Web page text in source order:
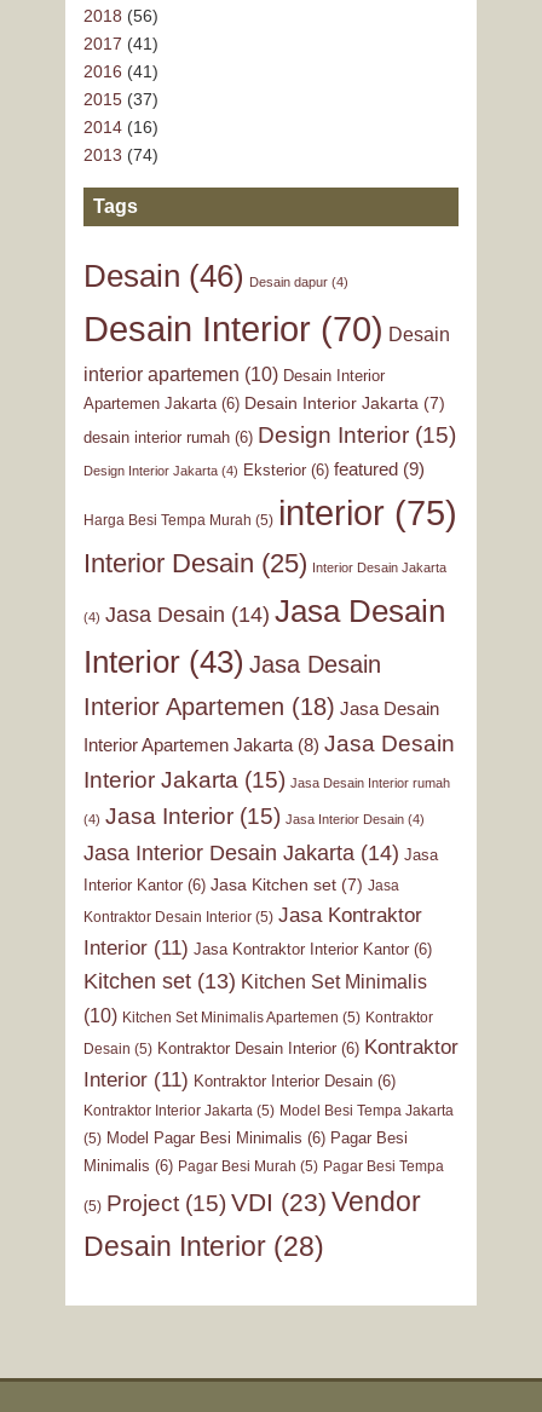
2018 (56)
2017 (41)
2016 (41)
2015(37)
2014(16)
2013 (74)
Tags
Desain (46) Desain dapur(4)
Desain Interior(70) Desain
interior apartemen (10) Desain Interior
Apartemen Jakarta(6) Desain Interior Jakarta (7)
desain interior rumah(6) Design Interior(15)
Design Interior Jakarta(4) Eksterior(6) featured(9)
Harga Besi Tempa Murah (5) interior(75)
Interior Desain (25) Interior Desain Jakarta
(4) Jasa Desain (14) Jasa Desain
Interior(43) Jasa Desain
Interior Apartemen (18) Jasa Desain
Interior Apartemen Jakarta(8) Jasa Desain
Interior Jakarta (15) Jasa Desain Interior rumah
(4) Jasa Interior(15) Jasa Interior Desain(4)
Jasa Interior Desain Jakarta (14) Jasa
Interior Kantor(6) Jasa Kitchen set(7) Jasa
Kontraktor Desain Interior(5) Jasa Kontraktor
Interior(11) Jasa Kontraktor Interior Kantor(6)
Kitchen set(13) Kitchen Set Minimalis
(10) Kitchen Set Minimalis Apartemen (5) Kontraktor
Desain (5) Kontraktor Desain Interior(6) Kontraktor
Interior(11) Kontraktor Interior Desain(6)
Kontraktor Interior Jakarta(5) Model Besi Tempa Jakarta
(5) Model Pagar Besi Minimalis (6) Pagar Besi
Minimalis (6) Pagar Besi Murah (5) Pagar Besi Tempa
(5) Project(15) VDI (23) Vendor
Desain Interior(28)